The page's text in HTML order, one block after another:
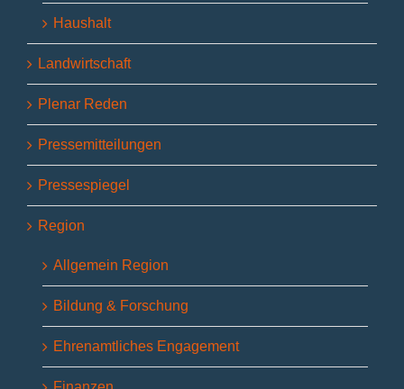
Haushalt
Landwirtschaft
Plenar Reden
Pressemitteilungen
Pressespiegel
Region
Allgemein Region
Bildung & Forschung
Ehrenamtliches Engagement